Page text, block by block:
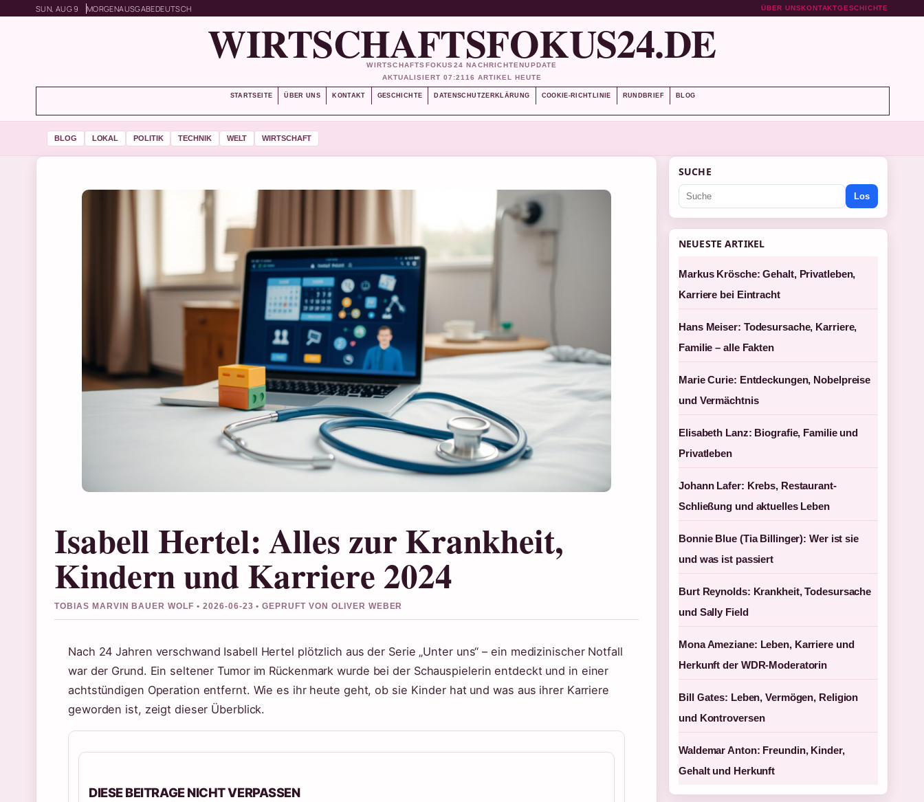
SUN, AUG 9 MORGENAUSGABEDEUTSCH ÜBER UNSKONTAKTGESCHICHTE
WIRTSCHAFTSFOKUS24.DE
WIRTSCHAFTSFOKUS24 NACHRICHTENUPDATE
AKTUALISIERT 07:21 16 ARTIKEL HEUTE
STARTSEITE ÜBER UNS KONTAKT GESCHICHTE DATENSCHUTZERKLÄRUNG COOKIE-RICHTLINIE RUNDBRIEF BLOG
BLOG LOKAL POLITIK TECHNIK WELT WIRTSCHAFT
Isabell Hertel: Alles zur Krankheit,
Kindern und Karriere 2024
TOBIAS MARVIN BAUER WOLF • 2026-06-23 • GEPRUFT VON OLIVER WEBER
Nach 24 Jahren verschwand Isabell Hertel plötzlich aus der Serie „Unter uns“ – ein medizinischer Notfall
war der Grund. Ein seltener Tumor im Rückenmark wurde bei der Schauspielerin entdeckt und in einer
achtstündigen Operation entfernt. Wie es ihr heute geht, ob sie Kinder hat und was aus ihrer Karriere
geworden ist, zeigt dieser Überblick.
DIESE BEITRAGE NICHT VERPASSEN
SUCHE
Los
NEUESTE ARTIKEL
Markus Krösche: Gehalt, Privatleben,
Karriere bei Eintracht
Hans Meiser: Todesursache, Karriere,
Familie – alle Fakten
Marie Curie: Entdeckungen, Nobelpreise
und Vermächtnis
Elisabeth Lanz: Biografie, Familie und
Privatleben
Johann Lafer: Krebs, Restaurant-
Schließung und aktuelles Leben
Bonnie Blue (Tia Billinger): Wer ist sie
und was ist passiert
Burt Reynolds: Krankheit, Todesursache
und Sally Field
Mona Ameziane: Leben, Karriere und
Herkunft der WDR-Moderatorin
Bill Gates: Leben, Vermögen, Religion
und Kontroversen
Waldemar Anton: Freundin, Kinder,
Gehalt und Herkunft